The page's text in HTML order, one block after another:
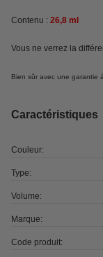
Contenu : 26,8 ml
Vous ne verrez la
Bien sûr avec une garantie
Caractéristiques
Couleur:
Type:
Volume:
Marque:
Code produit: